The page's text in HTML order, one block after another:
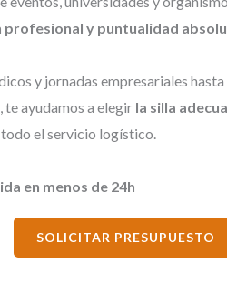
profesional y puntualidad
y jornadas empresariales hasta
ayudamos a elegir la silla
el servicio logístico.
en menos de 24h
SOLICITAR PRESUPUESTO